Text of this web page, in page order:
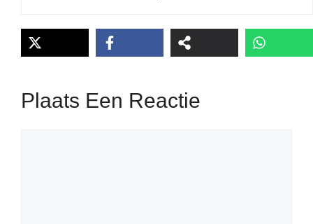
Plaats Een Reactie